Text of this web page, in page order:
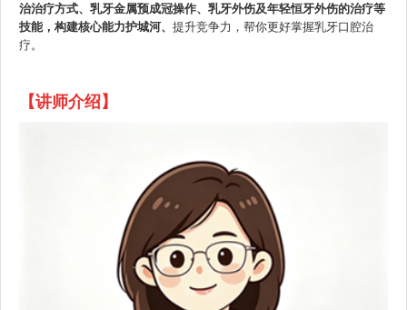
治治疗方式、乳牙金属预成冠操作、乳牙外伤及年轻恒牙外伤的治疗等
技能，构建核心能力护城河、 提升竞争力，帮你更好掌握乳牙口腔治
疗。
【讲师介绍】